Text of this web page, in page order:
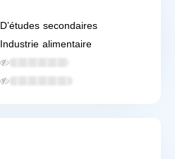
D’études secondaires
Industrie alimentaire